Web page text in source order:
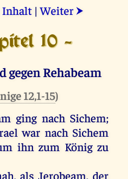
Inhalt |Weiter ⮞
10 -
gegen Rehabeam
12,1-15)
ging nach Sichem;
war nach Sichem
ihn zum König zu
,als Jerobeam,der